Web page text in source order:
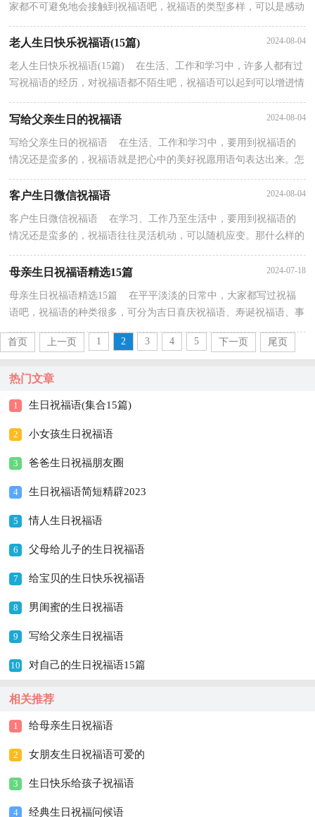
家都不可避免地会接触到祝福语吧，祝福语的类型多样，可以是感动
老人生日快乐祝福语(15篇) 2024-08-04
老人生日快乐祝福语(15篇) 在生活、工作和学习中，许多人都有过
写祝福语的经历，对祝福语都不陌生吧，祝福语可以起到可以增进情
感，传达祝福的作用。你会写祝福语吗？以下是小编精...
写给父亲生日的祝福语 2024-08-04
写给父亲生日的祝福语 在生活、工作和学习中，要用到祝福语的
情况还是蛮多的，祝福语就是把心中的美好祝愿用语句表达出来。怎
客户生日微信祝福语 2024-08-04
客户生日微信祝福语 在学习、工作乃至生活中，要用到祝福语的
情况还是蛮多的，祝福语往往灵活机动，可以随机应变。那什么样的
祝福语才是好的祝福语呢？下面是小编收集整理的客户...
母亲生日祝福语精选15篇 2024-07-18
母亲生日祝福语精选15篇 在平平淡淡的日常中，大家都写过祝福
语吧，祝福语的种类很多，可分为吉日喜庆祝福语、寿诞祝福语、事
首页
上一页 1 2 3 4 5 下一页 尾页
热门文章
1 生日祝福语(集合15篇)
2 小女孩生日祝福语
3 爸爸生日祝福朋友圈
4 生日祝福语简短精辟2023
5 情人生日祝福语
6 父母给儿子的生日祝福语
7 给宝贝的生日快乐祝福语
8 男闺蜜的生日祝福语
9 写给父亲生日祝福语
10 对自己的生日祝福语15篇
相关推荐
1 给母亲生日祝福语
2 女朋友生日祝福语可爱的
3 生日快乐给孩子祝福语
4 经典生日祝福问候语